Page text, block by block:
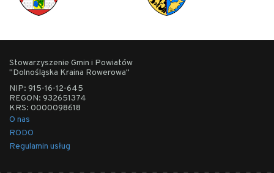
Stowarzyszenie Gmin i Powiatów
"Dolnośląska Kraina Rowerowa"
NIP: 915-16-12-645
REGON: 932651374
KRS: 0000098618
O nas
RODO
Regulamin usług